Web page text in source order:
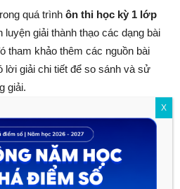
quá trình ôn thi học kỳ 1 lớp
luyện giải thành thạo các dạng bài
tham khảo thêm các nguồn bài
lời giải chi tiết để so sánh và sử
giải.
gìn sức khỏe, ngủ đúng giờ. Bắt
nặng nề, áp lực khi đến kỳ thi.
bài vở và ôn luyện nhẹ nhàng,
X